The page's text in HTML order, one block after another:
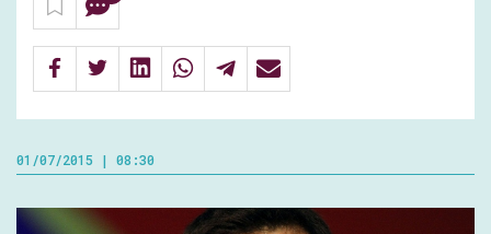
01/07/2015 | 08:30